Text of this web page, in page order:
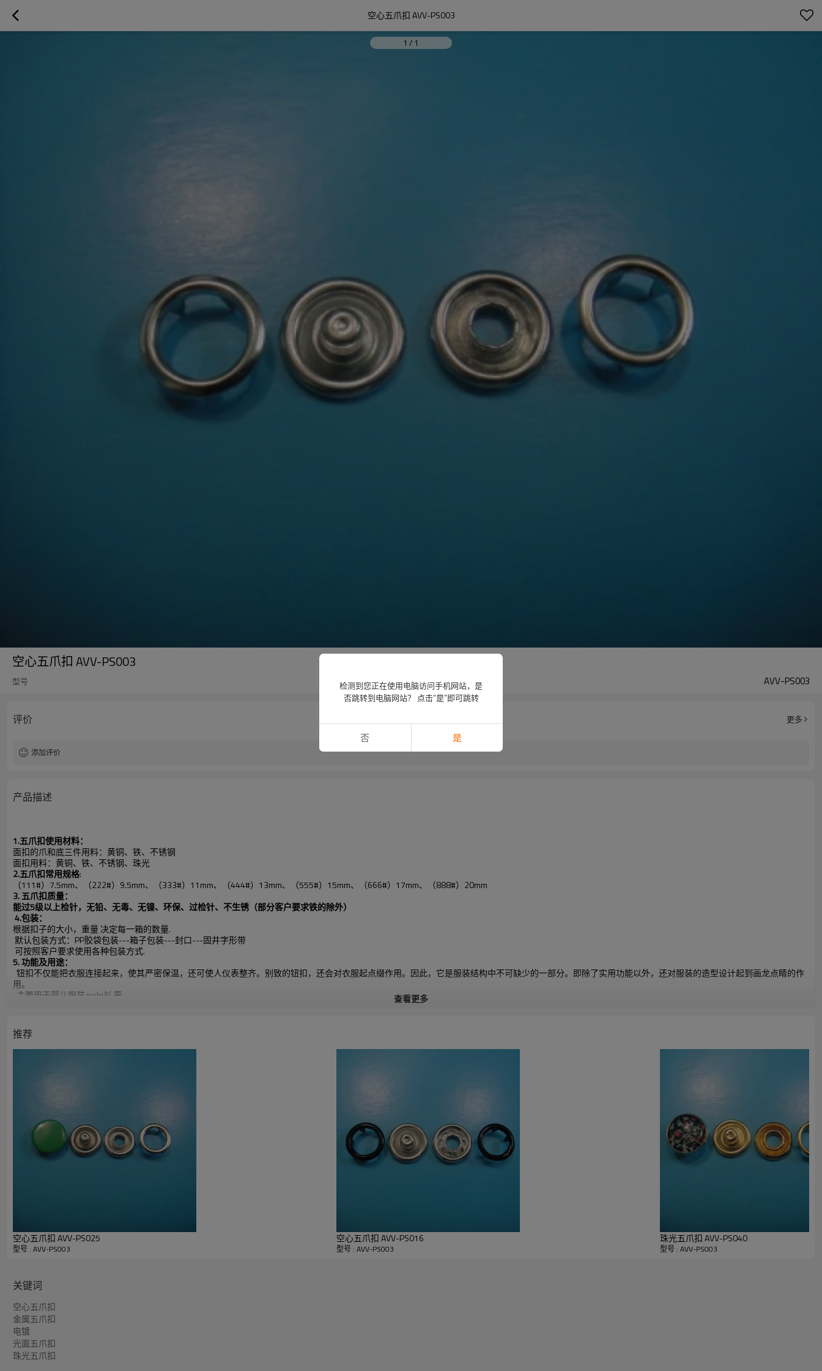
空心五爪扣 AVV-PS003
1 / 1
空心五爪扣 AVV-PS003
型号 AVV-PS003
评价 更多
添加评价
产品描述
1.五爪扣使用材料：
面扣的爪和底三件用料：黄铜、铁、不锈钢
面扣用料：黄铜、铁、不锈钢、珠光
2.五爪扣常用规格:
（111#）7.5mm、（222#）9.5mm、（333#）11mm、（444#）13mm、（555#）15mm、（666#）17mm、（888#）20mm
3. 五爪扣质量：
能过5级以上检针，无铅、无毒、无镍、环保、过检针、不生锈（部分客户要求铁的除外）
4.包装：
根据扣子的大小，重量 决定每一箱的数量.
默认包装方式：PP胶袋包装---箱子包装---封口---固井字形带
可按照客户要求使用各种包装方式.
5. 功能及用途：
钮扣不仅能把衣服连接起来，使其严密保温，还可使人仪表整齐。别致的钮扣，还会对衣服起点缀作用。因此，它是服装结构中不可缺少的一部分。即除了实用功能以外，还对服装的造型设计起到画龙点睛的作
用。
主要用于婴儿服装,polo衫 等
样品可免费提供,运费,需要收方承担.
如暂无客户指定的颜色,规格,款式需要临时制作样品将另谈打样费.打样费下大货都可以退回。
7.交易（付款）方式：
查看更多
推荐
空心五爪扣 AVV-PS025
型号 : AVV-PS003
空心五爪扣 AVV-PS016
型号 : AVV-PS003
珠光五爪扣 AVV-PS040
型号 : AVV-PS003
关键词
空心五爪扣
金属五爪扣
电镀
光面五爪扣
珠光五爪扣
检测到您正在使用电脑访问手机网站，是
否跳转到电脑网站？ 点击“是”即可跳转
否 是